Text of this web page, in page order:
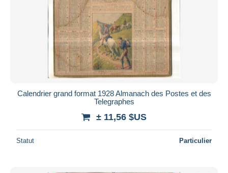
Calendrier grand format 1928 Almanach des Postes et des
Telegraphes
± 11,56 $US
Statut Particulier